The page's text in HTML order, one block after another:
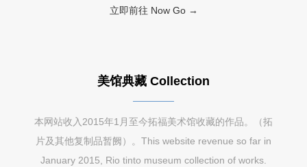
立即前往 Now Go →
美馆典藏 Collection
本网站收入2015年1月至今拓福美术馆收藏的作品。（拓
片及其他复制品暂阙）。This website revenue so far in
January 2015, Rio tinto museum collection of works.